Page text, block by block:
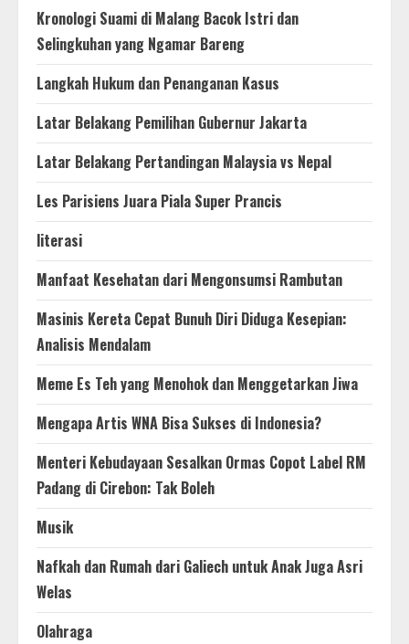
Kronologi Suami di Malang Bacok Istri dan
Selingkuhan yang Ngamar Bareng
Langkah Hukum dan Penanganan Kasus
Latar Belakang Pemilihan Gubernur Jakarta
Latar Belakang Pertandingan Malaysia vs Nepal
Les Parisiens Juara Piala Super Prancis
literasi
Manfaat Kesehatan dari Mengonsumsi Rambutan
Masinis Kereta Cepat Bunuh Diri Diduga Kesepian:
Analisis Mendalam
Meme Es Teh yang Menohok dan Menggetarkan Jiwa
Mengapa Artis WNA Bisa Sukses di Indonesia?
Menteri Kebudayaan Sesalkan Ormas Copot Label RM
Padang di Cirebon: Tak Boleh
Musik
Nafkah dan Rumah dari Galiech untuk Anak Juga Asri
Welas
Olahraga